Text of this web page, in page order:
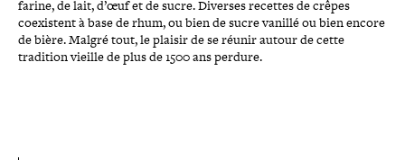
farine, de lait, d’œuf et de sucre. Diverses recettes de crêpes
coexistent à base de rhum, ou bien de sucre vanillé ou bien encore
de bière. Malgré tout, le plaisir de se réunir autour de cette
tradition vieille de plus de 1500 ans perdure.